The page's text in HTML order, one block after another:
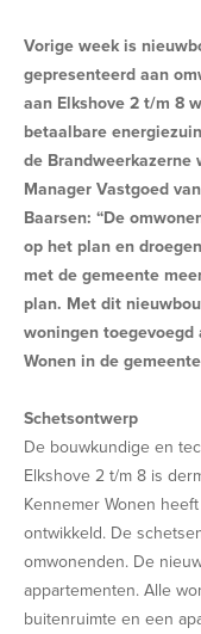
Vorige week is
gepresenteerd aan
aan Elkshove 2 t/m 8
betaalbare
de Brandweerkazerne
Manager Vastgoed
Baarsen: “De
op het plan en
met de gemeente
plan. Met dit
woningen toegevoegd
Wonen in de
Schetsontwerp
De bouwkundige en
Elkshove 2 t/m 8 is
Kennemer Wonen
ontwikkeld. De
omwonenden. De
appartementen. Alle
buitenruimte en een